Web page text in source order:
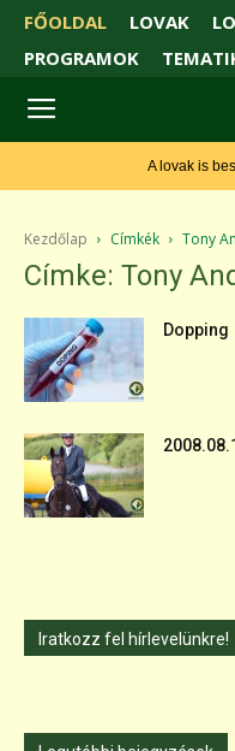
FŐOLDAL LOVAK
PROGRAMOK
A lovak is
Kezdőlap Címkék Tony
Címke: Tony
Dopping
Iratkozz fel hírlevelünkre!